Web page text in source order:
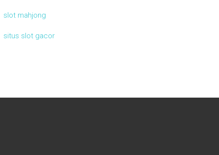
slot mahjong
situs slot gacor